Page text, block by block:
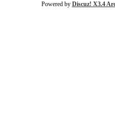
Powered by Discuz! X3.4